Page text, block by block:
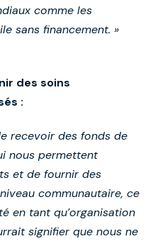
comme les
sans financement. »
des soins
:
recevoir des fonds de
nous permettent
et de fournir des
communautaire, ce
en tant qu’organisation
signifier que nous ne